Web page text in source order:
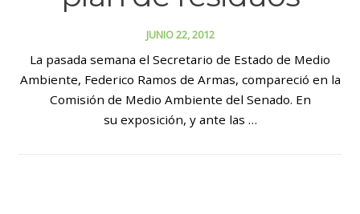
JUNIO 22, 2012
La pasada semana el Secretario de Estado de Medio
Ambiente, Federico Ramos de Armas, compareció en la
Comisión de Medio Ambiente del Senado. En
su exposición, y ante las …